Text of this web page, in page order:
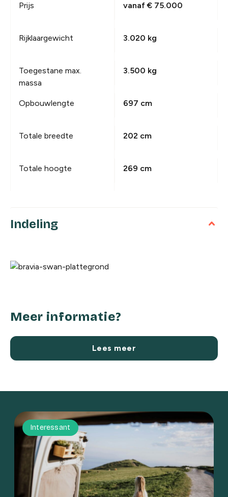
Prijs vanaf € 75.000
Rijklaargewicht 3.020 kg
Toegestane max.
massa
3.500 kg
Opbouwlengte 697 cm
Totale breedte 202 cm
Totale hoogte 269 cm
Indeling
Meer informatie?
Lees meer
Interessant